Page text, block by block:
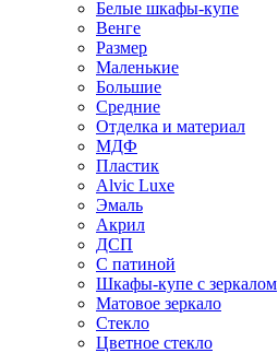
Белые шкафы-купе
Венге
Размер
Маленькие
Большие
Средние
Отделка и материал
МДФ
Пластик
Alvic Luxe
Эмаль
Акрил
ДСП
С патиной
Шкафы-купе с зеркалом
Матовое зеркало
Стекло
Цветное стекло